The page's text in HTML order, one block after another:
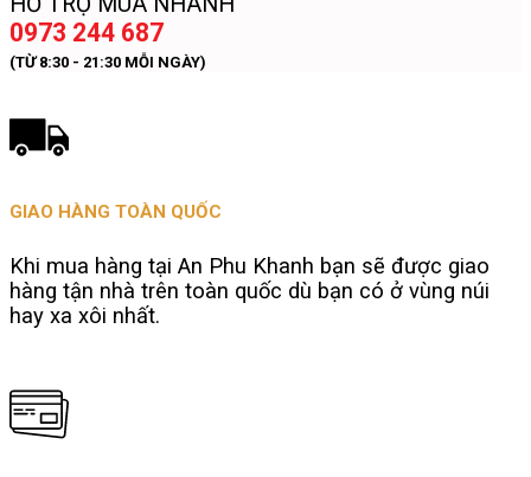
0973 244 687
(TỪ 8:30 - 21:30 MỖI NGÀY)
GIAO HÀNG TOÀN QUỐC
Khi mua hàng tại An Phu Khanh bạn sẽ được giao
hàng tận nhà trên toàn quốc dù bạn có ở vùng núi
hay xa xôi nhất.